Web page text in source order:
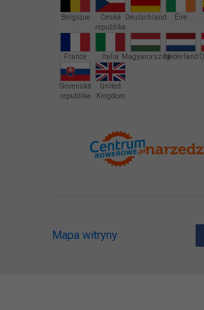
Belgique
Česká
republika
Deutschland Éire
France Italia MagyarországNederland
Slovenská
republika
United
Kingdom
Mapa witryny